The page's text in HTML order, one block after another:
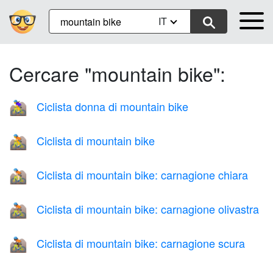
IT
Cercare "mountain bike":
🚵‍♀️ Ciclista donna di mountain bike
🚵 Ciclista di mountain bike
🚵🏻 Ciclista di mountain bike: carnagione chiara
🚵🏽 Ciclista di mountain bike: carnagione olivastra
🚵🏿 Ciclista di mountain bike: carnagione scura